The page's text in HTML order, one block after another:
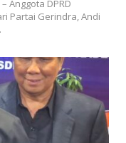
– Anggota DPRD
Partai Gerindra, Andi